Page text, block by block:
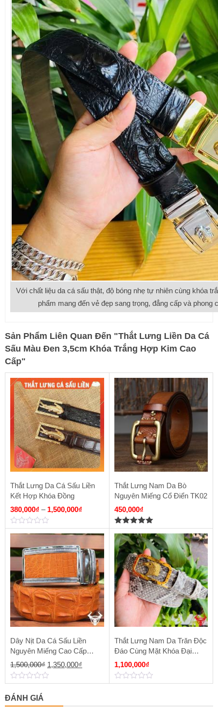
Với chất liệu da cá sấu thật, độ bóng nhẹ tự nhiên cùng khóa
phẩm mang đến vẻ đẹp sang trọng, đẳng cấp và phong
Sản Phẩm Liên Quan Đến "Thắt Lưng Liền Da Cá
Sấu Màu Đen 3,5cm Khóa Trắng Hợp Kim Cao
Cấp"
Thắt Lưng Da Cá Sấu Liền
Kết Hợp Khóa Đồng
380,000₫ – 1,500,000₫
0
of
5
Thắt Lưng Nam Da Bò
Nguyên Miếng Cổ Điển TK02
450,000₫
5.00out of
5
Dây Nịt Da Cá Sấu Liền
Nguyên Miếng Cao Cấp
TL6A1B4
1,500,000₫ Giá
gốc
1,350,000₫
0
out
of
Thắt Lưng Nam Da Trăn Độc
Đáo Cùng Mặt Khóa Đại
Bàng Vàng FDA15B2
1,100,000₫
0
ĐÁNH GIÁ